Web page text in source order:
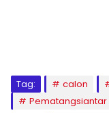
Tag: calon
Pematangsiantar